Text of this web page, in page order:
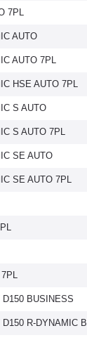
7PL
AUTO
AUTO 7PL
HSE AUTO 7PL
S AUTO
S AUTO 7PL
SE AUTO
SE AUTO 7PL
BUSINESS
R-DYNAMIC